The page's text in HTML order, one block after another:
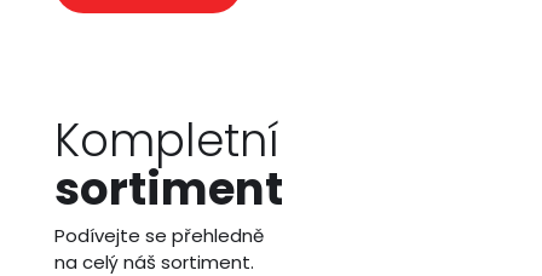
Kompletní
sortiment
Podívejte se přehledně
na celý náš sortiment.